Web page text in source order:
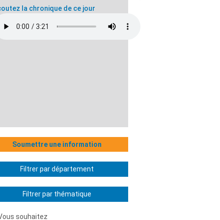
la chronique de ce jour
Soumettre une information
Filtrer par département
Filtrer par thématique
souhaitez